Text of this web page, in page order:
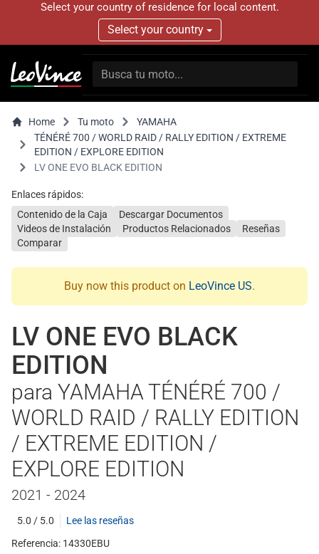
Select your country of residence for local content.
Select your country
Home Tu moto
YAMAHA
TÉNÉRÉ 700 / WORLD RAID / RALLY EDITION / EXTREME
EDITION / EXPLORE EDITION
LV ONE EVO BLACK EDITION
Enlaces rápidos:
Contenido de la Caja
Descargar Documentos
Videos de Instalación
Productos Relacionados
Reseñas
Comparar
Buy now this product on LeoVince US.
LV ONE EVO BLACK
EDITION
para YAMAHA TÉNÉRÉ 700 /
WORLD RAID / RALLY EDITION
/ EXTREME EDITION /
EXPLORE EDITION
2021 - 2024
5.0 / 5.0
Lee las reseñas
Referencia: 14330EBU